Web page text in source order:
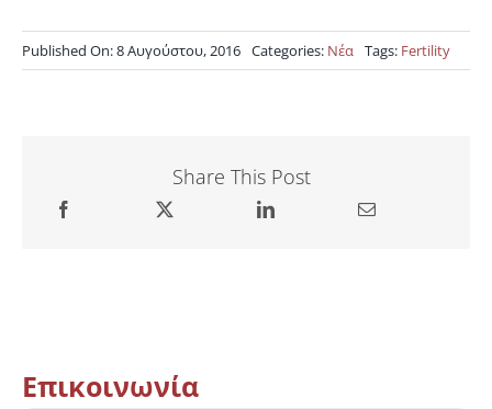
Published On: 8 Αυγούστου, 2016 Categories: Νέα Tags: Fertility
Share This Post
Επικοινωνία